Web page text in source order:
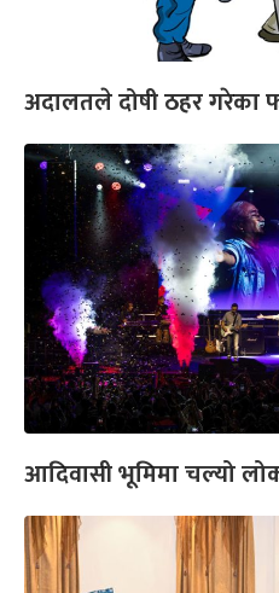
अदालतले दोषी ठहर गरेका
आदिवासी भूमिमा चल्यो